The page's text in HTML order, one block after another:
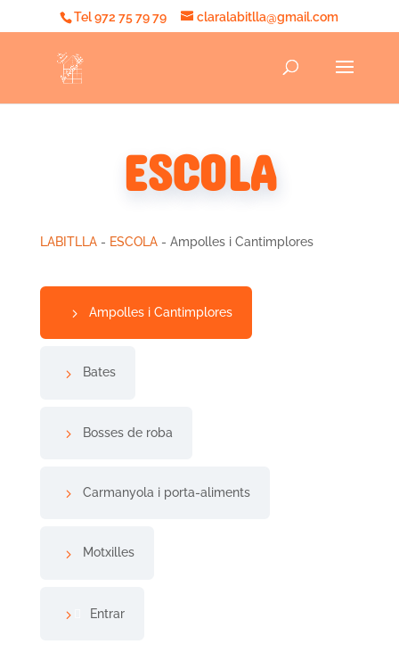
Tel 972 75 79 79 claralabitlla@gmail.com
ESCOLA
LABITLLA- ESCOLA- Ampolles i Cantimplores
Ampolles i Cantimplores
Bates
Bosses de roba
Carmanyola i porta-aliments
Motxilles
Entrar